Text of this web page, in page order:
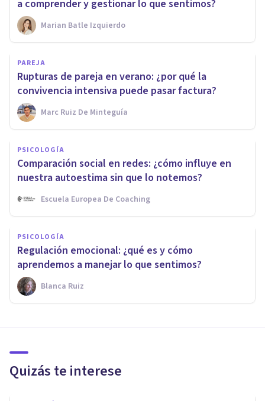
a comprender y gestionar lo que sentimos?
Marian Batle Izquierdo
PAREJA
Rupturas de pareja en verano: ¿por qué la
convivencia intensiva puede pasar factura?
Marc Ruiz De Minteguía
PSICOLOGÍA
Comparación social en redes: ¿cómo influye en
nuestra autoestima sin que lo notemos?
Escuela Europea De Coaching
PSICOLOGÍA
Regulación emocional: ¿qué es y cómo
aprendemos a manejar lo que sentimos?
Blanca Ruiz
Quizás te interese